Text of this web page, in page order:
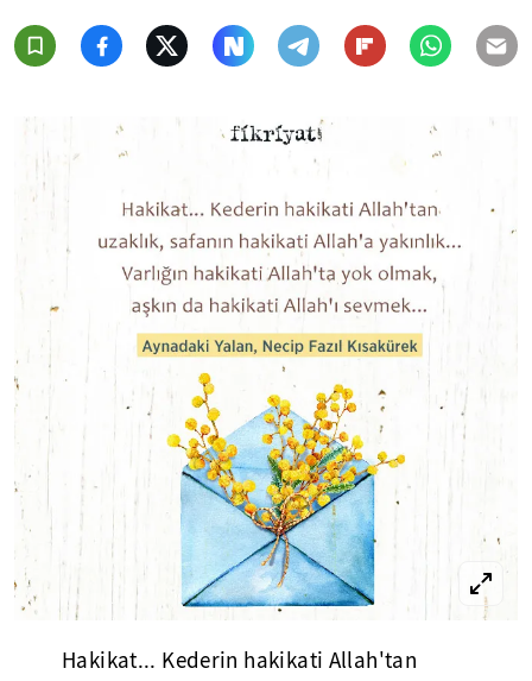
Hakikat... Kederin hakikati Allah'tan